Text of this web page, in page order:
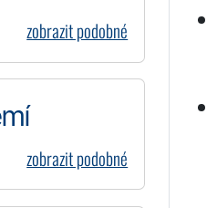
zobrazit podobné
zobrazit podobné